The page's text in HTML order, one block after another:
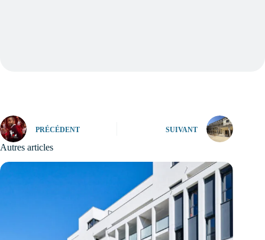
PRÉCÉDENT SUIVANT
Autres articles